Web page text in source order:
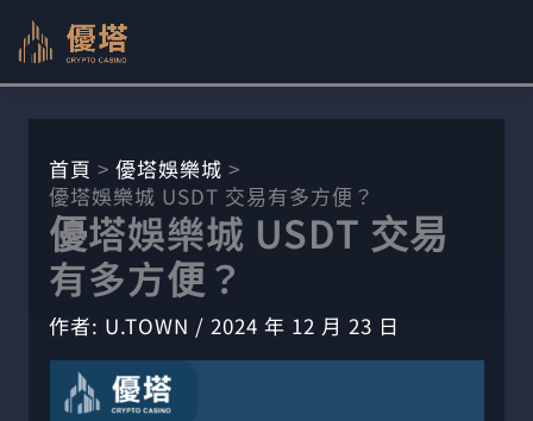
至
主
首頁
優塔娛樂城
優塔娛樂城 USDT 交易有多方便？
優塔娛樂城 USDT 交易
有多方便？
作者: U.TOWN /2024 年 12 月 23 日